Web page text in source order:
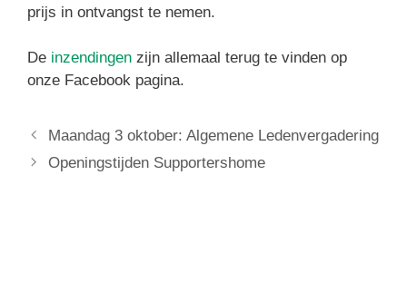
prijs in ontvangst te nemen.
De inzendingen zijn allemaal terug te vinden op
onze Facebook pagina.
Maandag 3 oktober: Algemene Ledenvergadering
Openingstijden Supportershome